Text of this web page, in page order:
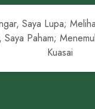
Saya Lupa;
Saya Paham;
Kuasai